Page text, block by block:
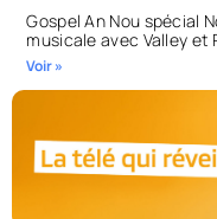
Gospel An Nou spécial
musicale avec Valley et
Voir »